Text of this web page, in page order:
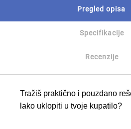
Pregled opisa
Specifikacije
Recenzije
Tražiš praktično i pouzdano
lako uklopiti u tvoje kupatilo?